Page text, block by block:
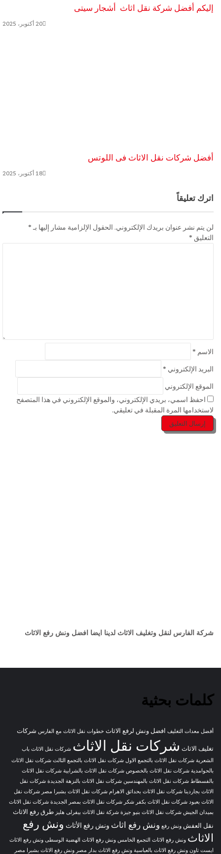
إليكم أفضل شركة نقل اثاث أشجار سيتى
20 أكتوبر، 2025
أفضل شركات نقل الاثاث فى اللوتس
18 أكتوبر، 2025
اترك تعليقاً
لن يتم نشر عنوان بريدك الإلكتروني. الحقول الإلزامية مشار إليها بـ *
التعليق *
الاسم *
البريد الإلكتروني *
الموقع الإلكتروني
احفظ اسمي، بريدي الإلكتروني، والموقع الإلكتروني في هذا المتصفح
لاستخدامها المرة المقبلة في تعليقي.
شركة الفارس لنقل وتغليف الاثاث لدينا ايضا افضل ونش رفع الاثاث
كلمات بحثية
أفضل معدات التغليف افضل ونش لرفع الاثاث خطوات نقل الاثاث مع الفارس شركات
تغليف الاثاث شركات نقل الاثاث شركات نقل الاثاث باب
الشعرية شركات نقل الاثاث بالتجمع الاول شركات نقل الاثاث بالتجمع الثالث شركات نقل الاثاث
بالحوامدية شركات نقل الاثاث بالخصوص شركات نقل الاثاث بالشرابية شركات نقل الاثاث
بالفسطاط شركات نقل الاثاث بالمهندسين شركات نقل الاثاث بالنزهة الجديدة شركات نقل
الاثاث بجاردينا شركات نقل الاثاث بحدائق الاهرام شركات نقل الاثاث بشبرا مصر شركات نقل
الاثاث بعبود شركات نقل الاثاث بكفر شكر شركات نقل الاثاث بمصر الجديدة شركات نقل الاثاث
بميدان الجيش شركات نقل الاثاث بنيو جيزة شركة نقل الاثاث بيفرلى هليز طرق رفع الاثاث
نقل العفش ونش رفع ونش رفع اثاث ونش رفع الأثاث ونش رفع
الاثاث ونش رفع الاثاث التجمع الخامس ونش رفع الاثاث الهضبة الوسطى ونش رفع الاثاث
ايست تاون ونش رفع الاثاث بالعباسية ونش رفع الاثاث بدار مصر ونش رفع الاثاث بشبرا مصر